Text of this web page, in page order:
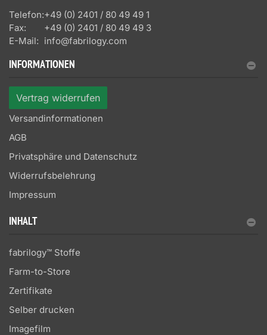
Telefon:+49 (0) 2401 / 80 49 49 1
Fax:
+49 (0) 2401 / 80 49 49 3
E-Mail: info@fabrilogy.com
INFORMATIONEN
Vertrag widerrufen
Versandinformationen
AGB
Privatsphäre und Datenschutz
Widerrufsbelehrung
Impressum
INHALT
fabrilogy™ Stoffe
Farm-to-Store
Zertifikate
Selber drucken
Imagefilm